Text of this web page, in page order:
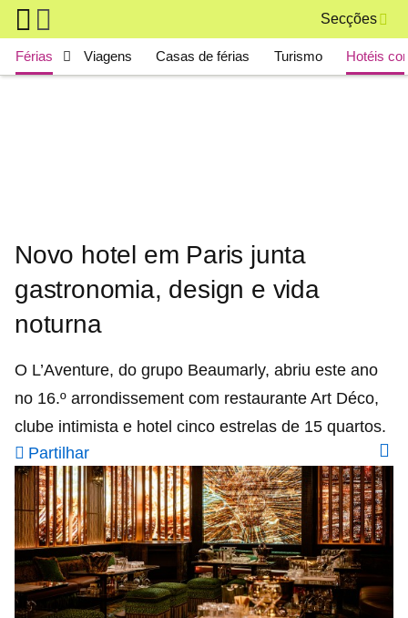
Skip to main content
Secções
Main navigation
Férias Viagens Casas de férias Turismo Hotéis
Novo hotel em Paris junta
gastronomia, design e vida
noturna
O L’Aventure, do grupo Beaumarly, abriu este ano
no 16.º arrondissement com restaurante Art Déco,
clube intimista e hotel cinco estrelas de 15 quartos.
Partilhar